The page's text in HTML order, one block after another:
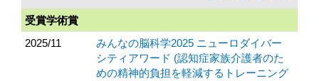
受賞学術賞
2025/11
みんなの脳科学2025 ニューロダイバー
シティアワード (認知症家族介護者のた
めの精神的負担を軽減するトレーニング